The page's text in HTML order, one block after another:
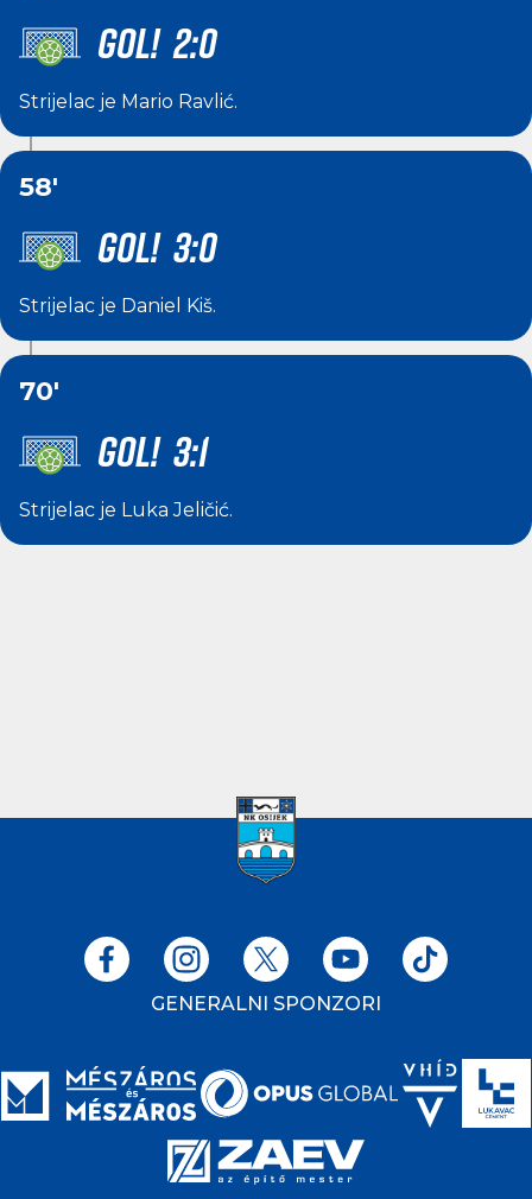
GOL! 2:0
Strijelac je Mario Ravlić.
58'
GOL! 3:0
Strijelac je Daniel Kiš.
70'
GOL! 3:1
Strijelac je Luka Jeličić.
GENERALNI SPONZORI